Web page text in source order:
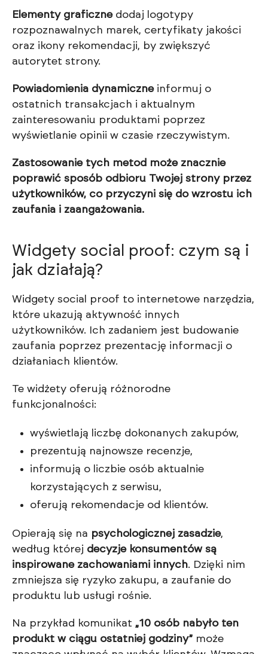
Elementy graficznedodaj logotypy
rozpoznawalnych marek, certyfikaty jakości
oraz ikony rekomendacji, by zwiększyć
autorytet strony.
Powiadomienia dynamiczneinformuj o
ostatnich transakcjach i aktualnym
zainteresowaniu produktami poprzez
wyświetlanie opinii w czasie rzeczywistym.
Zastosowanie tych metod może znacznie
poprawić sposób odbioru Twojej strony przez
użytkowników, co przyczyni się do wzrostu ich
zaufania i zaangażowania.
Widgety social proof: czym są i
jak działają?
Widgety social proof to internetowe narzędzia,
które ukazują aktywność innych
użytkowników. Ich zadaniem jest budowanie
zaufania poprzez prezentację informacji o
działaniach klientów.
Te widżety oferują różnorodne
funkcjonalności:
wyświetlają liczbę dokonanych zakupów,
prezentują najnowsze recenzje,
informują o liczbie osób aktualnie
korzystających z serwisu,
oferują rekomendacje od klientów.
Opierają się na psychologicznej zasadzie,
według której decyzje konsumentów są
inspirowane zachowaniami innych. Dzięki nim
zmniejsza się ryzyko zakupu, a zaufanie do
produktu lub usługi rośnie.
Na przykład komunikat „10 osób nabyło ten
produkt w ciągu ostatniej godziny” może